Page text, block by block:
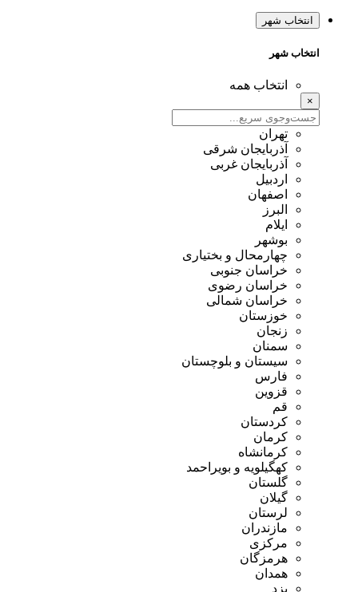
انتخاب شهر
انتخاب شهر
انتخاب همه
تهران
آذربایجان شرقی
آذربایجان غربی
اردبیل
اصفهان
البرز
ایلام
بوشهر
چهارمحال و بختیاری
خراسان جنوبی
خراسان رضوی
خراسان شمالی
خوزستان
زنجان
سمنان
سیستان و بلوچستان
فارس
قزوین
قم
کردستان
کرمان
کرمانشاه
کهگیلویه و بویراحمد
گلستان
گیلان
لرستان
مازندران
مرکزی
هرمزگان
همدان
یزد